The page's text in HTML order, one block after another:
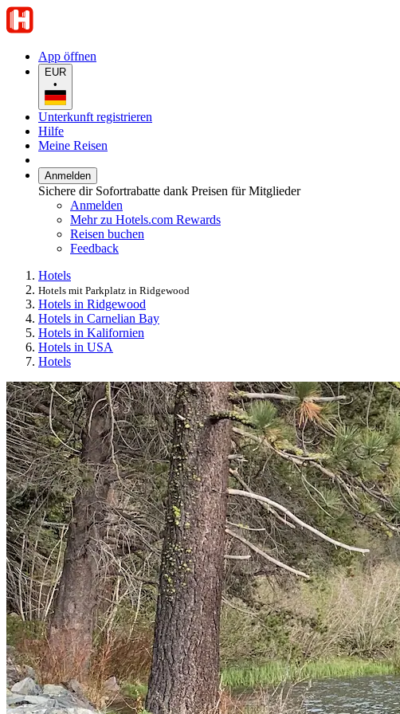
App öffnen
EUR
•
Unterkunft registrieren
Hilfe
Meine Reisen
Anmelden
Sichere dir Sofortrabatte dank Preisen für Mitglieder
Anmelden
Mehr zu Hotels.com Rewards
Reisen buchen
Feedback
Hotels
Hotels mit Parkplatz in Ridgewood
Hotels in Ridgewood
Hotels in Carnelian Bay
Hotels in Kalifornien
Hotels in USA
Hotels